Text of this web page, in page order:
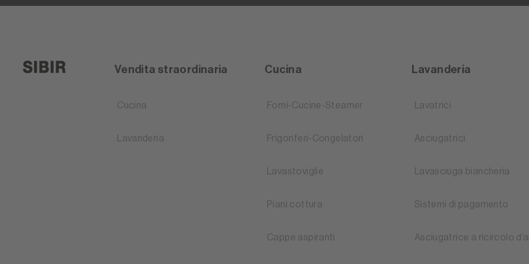
Vendita straordinaria
Cucina
Lavanderia
Cucina
Forni-Cucine-Steamer
Frigoriferi-Congelatori
Lavastoviglie
Piani cottura
Cappe aspiranti
Lavanderia
Lavatrici
Asciugatrici
Lavasciuga biancheria
Sistemi di pagamento
Asciugatrice a ricircolo